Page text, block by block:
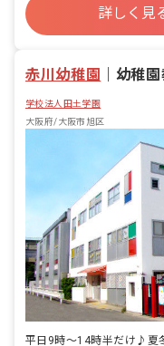
すことが大
やみかんの
を楽しんでも
けで子どもの
感じる瞬間で
ものがたく
ある仕事で
ことができ
温かい気持ち
寮・住宅・家賃補助あり
残業少なめ
詳しく見
赤川幼稚園 幼稚園
学校法人田土学園
大阪府/大阪市旭区